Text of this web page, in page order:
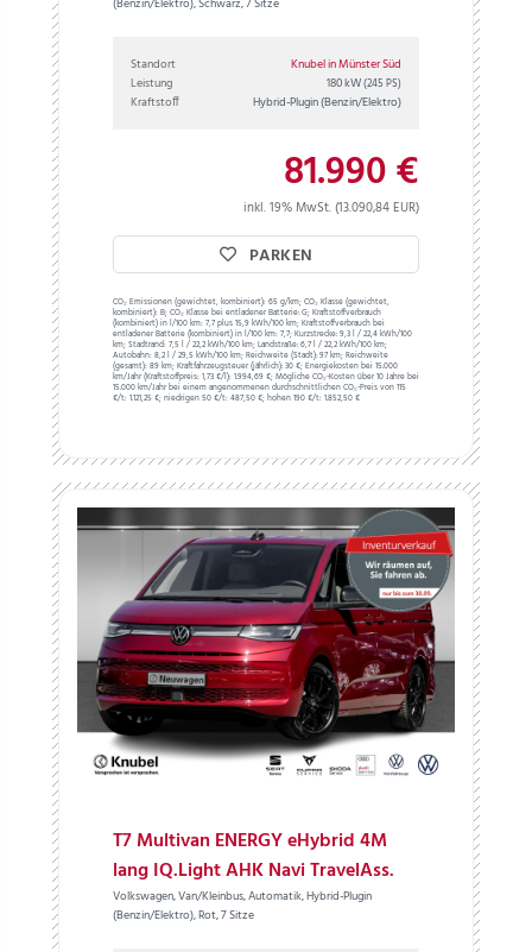
Standort
Knubel in Münster Süd
Leistung
180 kW(245 PS)
Kraftstoff Hybrid-Plugin (Benzin/Elektro)
81.990 €
inkl. 19% MwSt. (13.090,84 EUR)
PARKEN
CO₂ Emissionen (gewichtet, kombiniert): 65 g/km;CO₂ Klasse (gewichtet,
kombiniert): B;CO₂ Klasse bei entladener Batterie: G;Kraftstoffverbrauch
(kombiniert) in l/100 km: 7,7 plus 15,9 kWh/100 km;Kraftstoffverbrauch bei
entladener Batterie (kombiniert) in l/100 km: 7,7;Kurzstrecke: 9,3 l / 22,4 kWh/100
km;Stadtrand: 7,5 l / 22,2 kWh/100 km;Landstraße: 6,7 l / 22,2 kWh/100 km;
Autobahn: 8,2 l / 29,5 kWh/100 km;Reichweite (Stadt): 97 km;Reichweite
(gesamt): 89 km;Kraftfahrzeugsteuer (jährlich): 30 €;Energiekosten bei 15.000
km/Jahr (Kraftstoffpreis: 1,73€/l): 1.994,69 €;Mögliche CO₂-Kosten über 10 Jahre bei
15.000 km/Jahr bei einem angenommenen durchschnittlichen CO₂-Preis von 115
€/t: 1.121,25 €; niedrigen 50 €/t: 487,50 €; hohen 190 €/t: 1.852,50 €
T7 Multivan ENERGY eHybrid 4M
lang IQ.Light AHK Navi TravelAss.
Volkswagen, Van/Kleinbus, Automatik, Hybrid-Plugin
(Benzin/Elektro), Rot, 7 Sitze